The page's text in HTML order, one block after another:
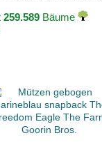
259.589Bäume